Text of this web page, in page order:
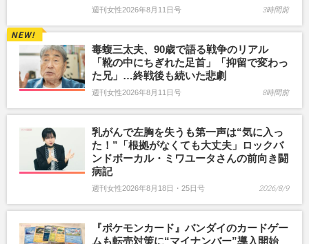
週刊女性2026年8月11日号 3時間前
毒蝮三太夫、90歳で語る戦争のリアル
「靴の中にちぎれた足首」「抑留で変わっ
た兄」…終戦後も続いた悲劇
週刊女性2026年8月11日号 8時間前
乳がんで左胸を失うも第一声は“気に入っ
た！”「根拠がなくても大丈夫」ロックバ
ンドボーカル・ミワユータさんの前向き闘
病記
週刊女性2026年8月18日・25日号 2026/8/9
『ポケモンカード』バンダイのカードゲー
ムも転売対策に“マイナンバー”導入開始